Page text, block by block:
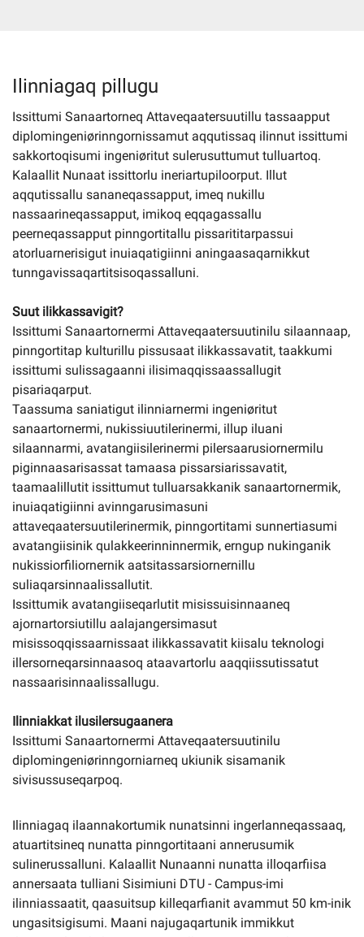
Pilersaarutinut isaavik
Piffissamik inniminniineq
Ilinniagaq pillugu
Issittumi Sanaartorneq Attaveqaatersuutillu tassaapput
diplomingeniørinngornissamut aqqutissaq ilinnut issittumi
sakkortoqisumi ingeniøritut sulerusuttumut tulluartoq.
Kalaallit Nunaat issittorlu ineriartupiloorput. Illut
aqqutissallu sananeqassapput, imeq nukillu
nassaarineqassapput, imikoq eqqagassallu
peerneqassapput pinngortitallu pissarititarpassui
atorluarnerisigut inuiaqatigiinni aningaasaqarnikkut
tunngavissaqartitsisoqassalluni.
Suut ilikkassavigit?
Issittumi Sanaartornermi Attaveqaatersuutinilu silaannaap,
pinngortitap kulturillu pissusaat ilikkassavatit, taakkumi
issittumi sulissagaanni ilisimaqqissaassallugit
pisariaqarput.
Taassuma saniatigut ilinniarnermi ingeniøritut
sanaartornermi, nukissiuutilerinermi, illup iluani
silaannarmi, avatangiisilerinermi pilersaarusiornermilu
piginnaasarisassat tamaasa pissarsiarissavatit,
taamaalillutit issittumut tulluarsakkanik sanaartornermik,
inuiaqatigiinni avinngarusimasuni
attaveqaatersuutilerinermik, pinngortitami sunnertiasumi
avatangiisinik qulakkeerinninnermik, erngup nukinganik
nukissiorfiliornernik aatsitassarsiornernillu
suliaqarsinnaalissallutit.
Issittumik avatangiiseqarlutit misissuisinnaaneq
ajornartorsiutillu aalajangersimasut
misissoqqissaarnissaat ilikkassavatit kiisalu teknologi
illersorneqarsinnaasoq ataavartorlu aaqqiissutissatut
nassaarisinnaalissallugu.
Ilinniakkat ilusilersugaanera
Issittumi Sanaartornermi Attaveqaatersuutinilu
diplomingeniørinngorniarneq ukiunik sisamanik
sivisussuseqarpoq.
Ilinniagaq ilaannakortumik nunatsinni ingerlanneqassaaq,
atuartitsineq nunatta pinngortitaani annerusumik
sulinerussalluni. Kalaallit Nunaanni nunatta illoqarfiisa
annersaata tulliani Sisimiuni DTU - Campus-imi
ilinniassaatit, qaasuitsup killeqarfianit avammut 50 km-inik
ungasitsigisumi. Maani najugaqartunik immikkut